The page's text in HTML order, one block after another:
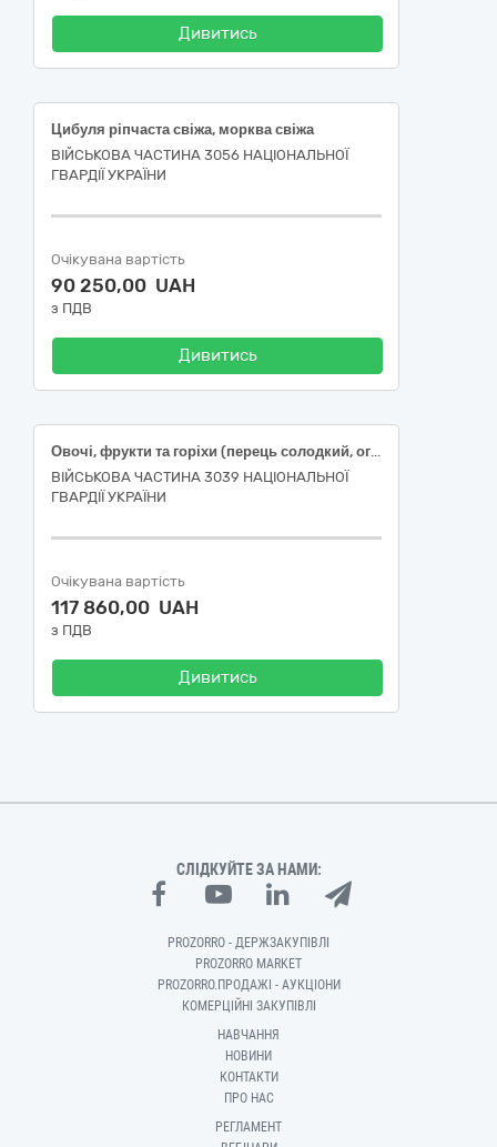
Дивитись
Цибуля ріпчаста свіжа, морква свіжа
ВІЙСЬКОВА ЧАСТИНА 3056 НАЦІОНАЛЬНОЇ
ГВАРДІЇ УКРАЇНИ
Очікувана вартість
90 250,00 UAH
з ПДВ
Дивитись
Овочі, фрукти та горіхи (перець солодкий, огірок свіжий , помідори свіжі, часник свіжий)
ВІЙСЬКОВА ЧАСТИНА 3039 НАЦІОНАЛЬНОЇ
ГВАРДІЇ УКРАЇНИ
Очікувана вартість
117 860,00 UAH
з ПДВ
Дивитись
СЛІДКУЙТЕ ЗА НАМИ:
PROZORRO - ДЕРЖЗАКУПІВЛІ
PROZORRO MARKET
PROZORRO.ПРОДАЖІ - АУКЦІОНИ
КОМЕРЦІЙНІ ЗАКУПІВЛІ
НАВЧАННЯ
НОВИНИ
КОНТАКТИ
ПРО НАС
РЕГЛАМЕНТ